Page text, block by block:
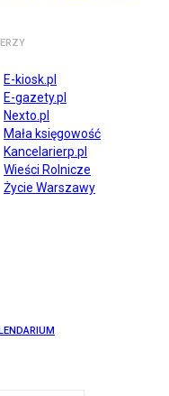
E-kiosk.pl
E-gazety.pl
Nexto.pl
Mała księgowość
Kancelarierp.pl
Wieści Rolnicze
Życie Warszawy